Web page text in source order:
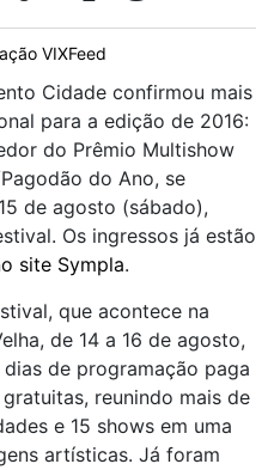
VIXFeed
Cidade confirmou mais
para a edição de 2016:
do Prêmio Multishow
do Ano, se
de agosto (sábado),
Os ingressos já estão
site Sympla.
que acontece na
de 14 a 16 de agosto,
de programação paga
reunindo mais de
e 15 shows em uma
artísticas. Já foram